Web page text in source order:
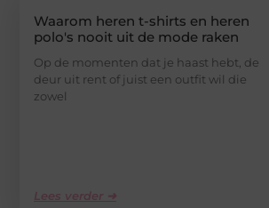
Waarom heren t-shirts en heren
polo's nooit uit de mode raken
Op de momenten dat je haast hebt, de
deur uit rent of juist een outfit wil die
zowel
Lees verder ➜